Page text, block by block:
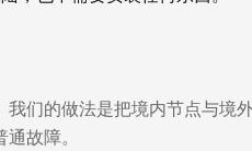
们的做法是把境内节点与境
故障。